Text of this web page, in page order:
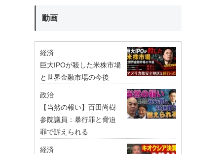
動画
経済
巨大IPOが殺した米株市場
と世界金融市場の今後
政治
【当然の報い】百田尚樹
参院議員：暴行罪と脅迫
罪で訴えられる
経済